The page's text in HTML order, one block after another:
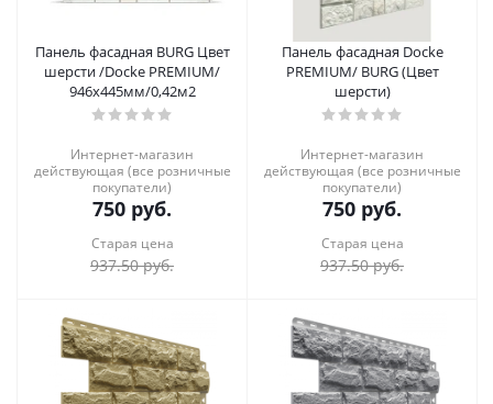
Панель фасадная BURG Цвет
шерсти /Docke PREMIUM/
946х445мм/0,42м2
Интернет-магазин
действующая (все розничные
покупатели)
750 руб.
Старая цена
937.50руб.
Панель фасадная Docke
PREMIUM/ BURG (Цвет
шерсти)
Интернет-магазин
действующая (все розничные
покупатели)
750 руб.
Старая цена
937.50руб.